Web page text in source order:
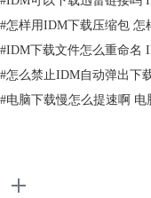
选择不同的文件类型后，
#怎样用IDM下载压缩包 怎
#IDM下载文件怎么重命名
#怎么禁止IDM自动弹出下
#电脑下载慢怎么提速啊